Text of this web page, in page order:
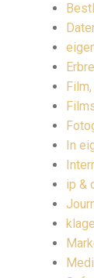
In
ip &